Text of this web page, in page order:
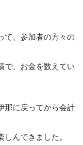
て、参加者の方々の
で、お金を数えてい
那に戻ってから会計
んできました。